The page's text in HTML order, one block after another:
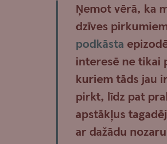
Ņemot vērā, ka
dzīves
podkāsta
interesē ne tikai
kuriem tāds jau
pirkt, līdz pat
apstākļus
ar dažādu